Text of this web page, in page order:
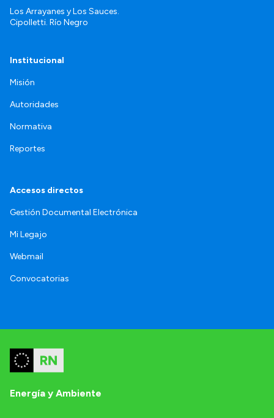
Los Arrayanes y Los Sauces.
Cipolletti. Río Negro
Institucional
Misión
Autoridades
Normativa
Reportes
Accesos directos
Gestión Documental Electrónica
Mi Legajo
Webmail
Convocatorias
Energía y Ambiente